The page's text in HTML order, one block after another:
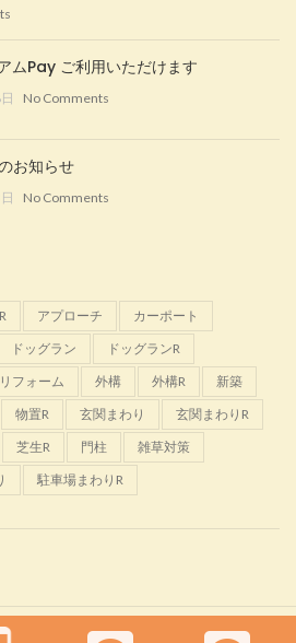
ムPay ご利用いただけます
No Comments
お知らせ
No Comments
アプローチ
カーポート
ドッグラン
ドッグランR
リフォーム 外構 外構R
新築
物置R 玄関まわり
玄関まわりR
芝生R 門柱
雑草対策
駐車場まわりR
CREATED BY佐野恵樹園